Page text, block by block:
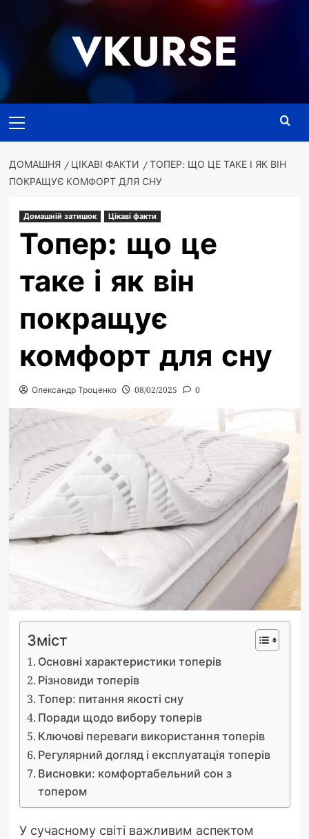
VKURSE
меню
ДОМАШНЯ ЦІКАВІ ФАКТИ
ТОПЕР: ЩО ЦЕ ТАКЕ І ЯК ВІН
ПОКРАЩУЄ КОМФОРТ ДЛЯ СНУ
Домашній затишок Цікаві факти
Топер: що це
таке і як він
покращує
комфорт для сну
Олександр Троценко 08/02/2025 0
Зміст
Основні характеристики топерів
Різновиди топерів
Топер: питання якості сну
Поради щодо вибору топерів
Ключові переваги використання топерів
Регулярний догляд і експлуатація топерів
Висновки: комфортабельний сон з
топером
У сучасному світі важливим аспектом